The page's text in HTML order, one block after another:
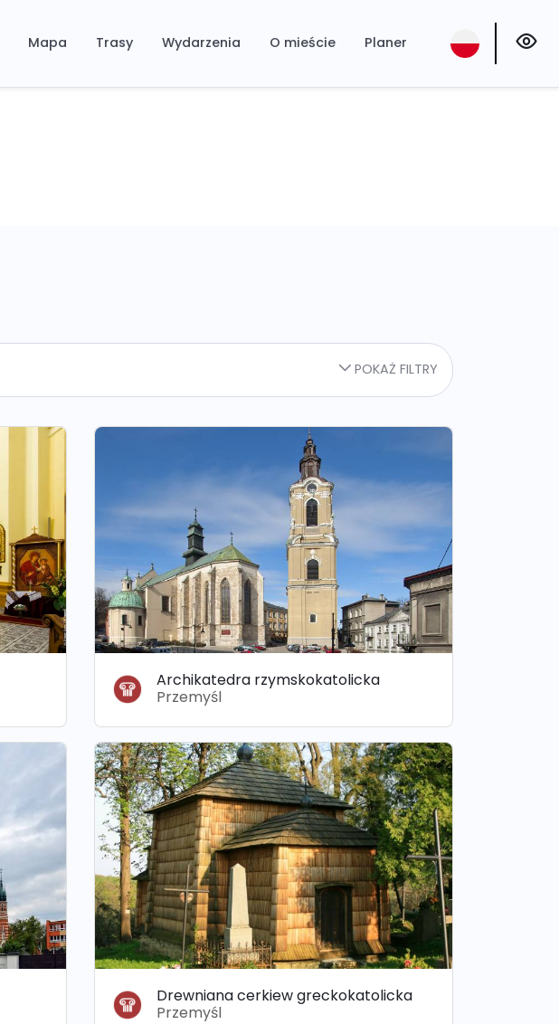
Mapa Trasy Wydarzenia O mieście Planer
POKAŻ FILTRY
Archikatedra rzymskokatolicka
Przemyśl
Drewniana cerkiew greckokatolicka
Przemyśl